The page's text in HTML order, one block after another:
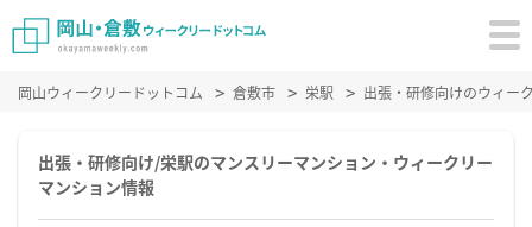
岡山ウィークリードットコム 倉敷市 栄駅 出張・研修向けのウィー
出張・研修向け/栄駅のマンスリーマンション・ウィークリー
マンション情報